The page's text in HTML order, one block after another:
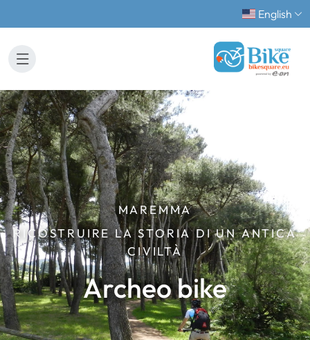
English
MAREMMA
RICOSTRUIRE LA STORIA DI UN ANTICA
CIVILTÀ
Archeo bike